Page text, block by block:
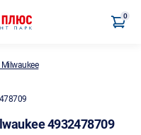
0
4932478709